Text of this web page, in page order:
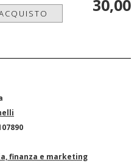
30,00
finanza e marketing